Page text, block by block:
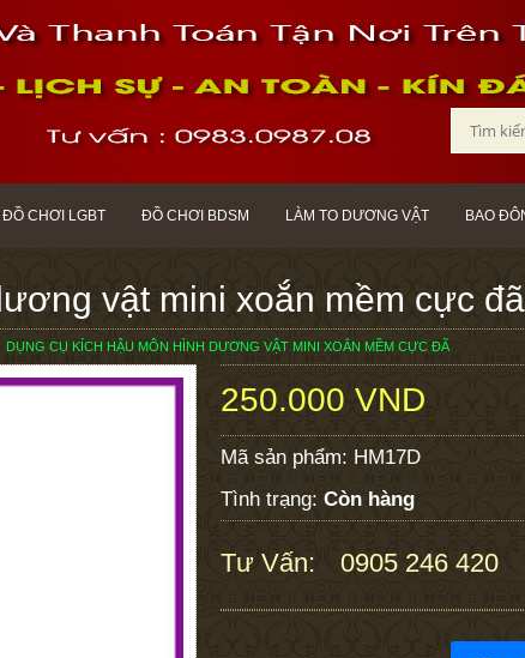
ĐỒ CHƠI LGBT ĐỒ CHƠI BDSM LÀM TO DƯƠNG VẬT BAO
vật mini xoắn mềm cực đã
DỤNG CỤ KÍCH HẬU MÔN HÌNH DƯƠNG VẬT MINI XOẮN MỀM CỰC ĐÃ
250.000 VND
Mã sản phẩm: HM17D
Tình trạng: Còn hàng
Tư Vấn: 0905 246 420